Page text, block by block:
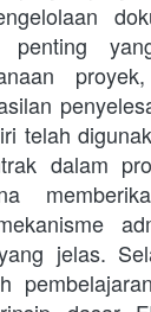
telah
dalam
jelas.